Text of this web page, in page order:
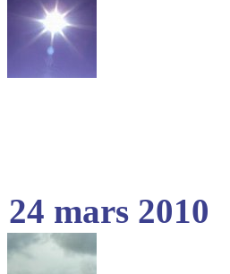
24 mars 2010